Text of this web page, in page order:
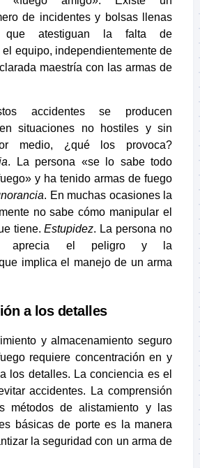
de incidentes y bolsas llenas
que atestiguan la falta de
equipo, independientemente de
maestría con las armas de
accidentes se producen
situaciones no hostiles y sin
medio, ¿qué los provoca?
. La persona «se lo sabe todo
y ha tenido armas de fuego
. En muchas ocasiones la
no sabe cómo manipular el
tiene.Estupidez. La persona no
aprecia el peligro y la
implica el manejo de un arma
a los detalles
y almacenamiento seguro
requiere concentración en y
los detalles. La conciencia es el
accidentes. La comprensión
métodos de alistamiento y las
básicas de porte es la manera
la seguridad con un arma de